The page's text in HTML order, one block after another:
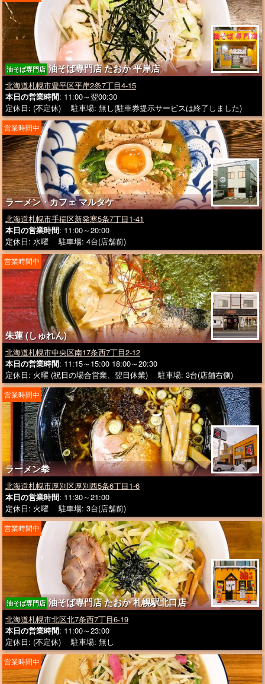
油そば専門店 油そば専門店 たおか 平岸店
北海道札幌市豊平区平岸2条7丁目4-15
本日の営業時間: 11:00～翌00:30
定休日: (不定休) 駐車場: 無し(駐車券提示サービスは終了しました)
ラーメン・カフェ マルタケ
営業時間中
北海道札幌市手稲区新発寒5条7丁目1-41
本日の営業時間: 11:00～20:00
定休日: 水曜 駐車場: 4台(店舗前)
朱蓮 (しゅれん)
営業時間中
北海道札幌市中央区南17条西7丁目2-12
本日の営業時間: 11:15～15:00 18:00～20:30
定休日: 火曜 (祝日の場合営業、翌日休業) 駐車場: 3台(店舗右側)
ラーメン拳
営業時間中
北海道札幌市厚別区厚別西5条6丁目1-6
本日の営業時間: 11:30～21:00
定休日: 火曜 駐車場: 3台(店舗前)
油そば専門店 油そば専門店 たおか 札幌駅北口店
営業時間中
北海道札幌市北区北7条西7丁目6-19
本日の営業時間: 11:00～23:00
定休日: (不定休) 駐車場: 無し
営業時間中